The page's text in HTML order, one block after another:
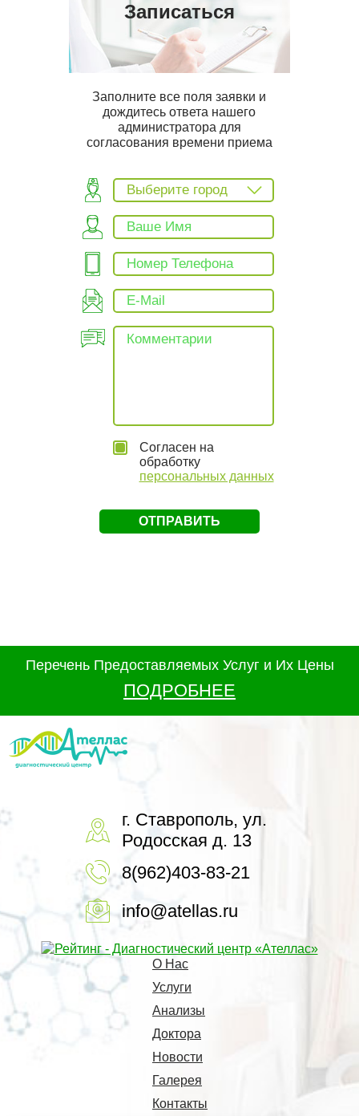
Записаться
Заполните все поля заявки и
дождитесь ответа нашего
администратора для
согласования времени приема
Выберите город
Согласен на
обработку
персональных данных
Перечень Предоставляемых Услуг и Их Цены
ПОДРОБНЕЕ
г. Ставрополь, ул.
Родосская д. 13
8(962)403-83-21
info@atellas.ru
О Нас
Услуги
Анализы
Доктора
Новости
Галерея
Контакты